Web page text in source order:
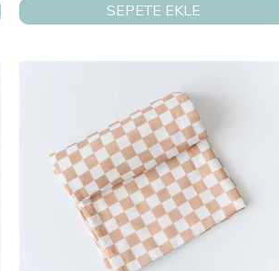
SEPETE EKLE